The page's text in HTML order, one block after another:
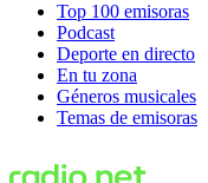
Top 100 emisoras
Podcast
Deporte en directo
En tu zona
Géneros musicales
Temas de emisoras